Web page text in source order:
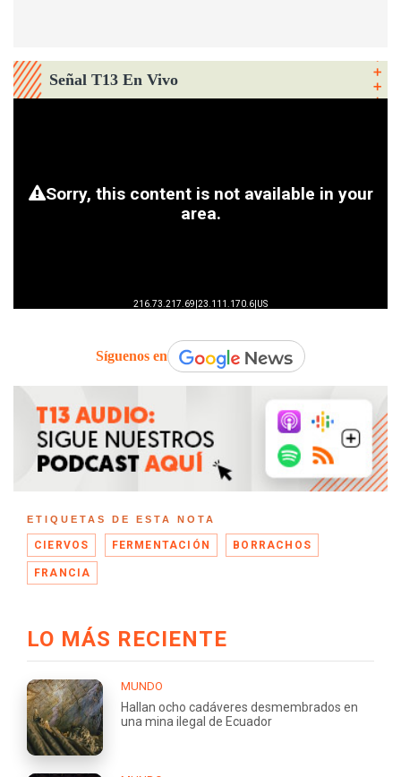
Señal T13 En Vivo
Síguenos en
ETIQUETAS DE ESTA NOTA
CIERVOS FERMENTACIÓN BORRACHOS
FRANCIA
LO MÁS RECIENTE
MUNDO
Hallan ocho cadáveres desmembrados en
una mina ilegal de Ecuador